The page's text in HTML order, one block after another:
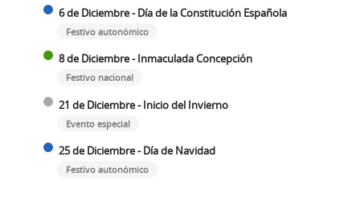
6 de Diciembre - Día de la Constitución Española
Festivo autonómico
8 de Diciembre - Inmaculada Concepción
Festivo nacional
21 de Diciembre - Inicio del Invierno
Evento especial
25 de Diciembre - Día de Navidad
Festivo autonómico